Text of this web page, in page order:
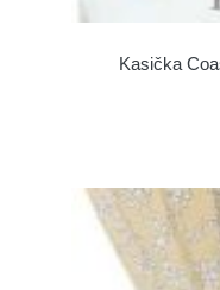
Kasička